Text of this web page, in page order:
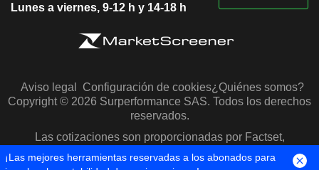
Lunes a viernes, 9-12 h y 14-18 h
Aviso legal Configuración de cookies¿Quiénes somos?
Copyright © 2026 Surperformance SAS. Todos los derechos
reservados.
Las cotizaciones son proporcionadas por Factset,
Morningstar y S&P Capital IQ
¡Las mejores herramientas reservadas a los abonados para